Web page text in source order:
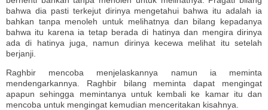
bahwa dia pasti terkejut dirinya mengetahui bahwa itu adalah ia
bahkan tanpa menoleh untuk melihatnya dan bilang kepadanya
bahwa itu karena ia tetap berada di hatinya dan mengira dirinya
ada di hatinya juga, namun dirinya kecewa melihat itu setelah
berjanji.
Raghbir mencoba menjelaskannya namun ia meminta
mendengarkannya. Raghbir bilang meminta dapat mengingat
apapun sehingga memintanya untuk kembali ke kamar itu dan
mencoba untuk mengingat kemudian menceritakan kisahnya.